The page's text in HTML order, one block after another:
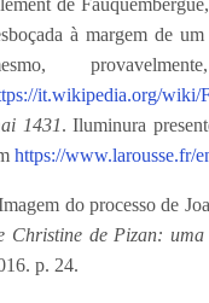
à margem de
it.wikipedia.org/wiki/
1431. Iluminura
https://www.larousse.fr/
do processo de
Christine de Pizan:
p. 24.